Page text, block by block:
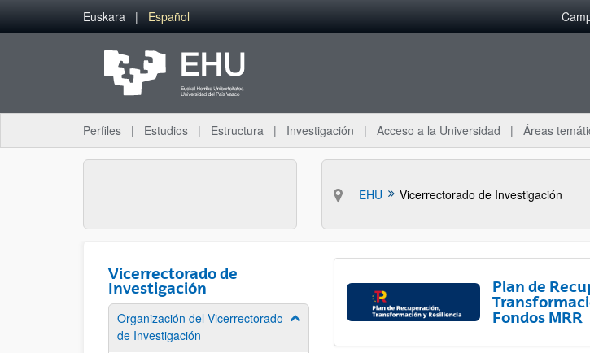
Saltar al contenido principal
Euskara Español
Perfiles Estudios Estructura Investigación Acceso a la Universidad Áreas
EHU Vicerrectorado de Investigación
Vicerrectorado de
Investigación
Organización del Vicerrectorado
de Investigación
Mostrar/ocultar subpáginas
Plan de
Fondos MRR